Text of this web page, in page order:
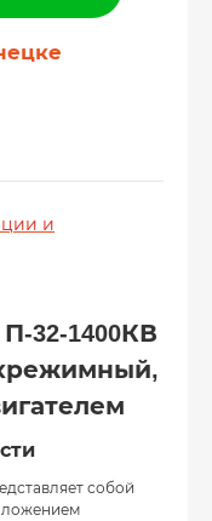
и
32-1400КВ
собой